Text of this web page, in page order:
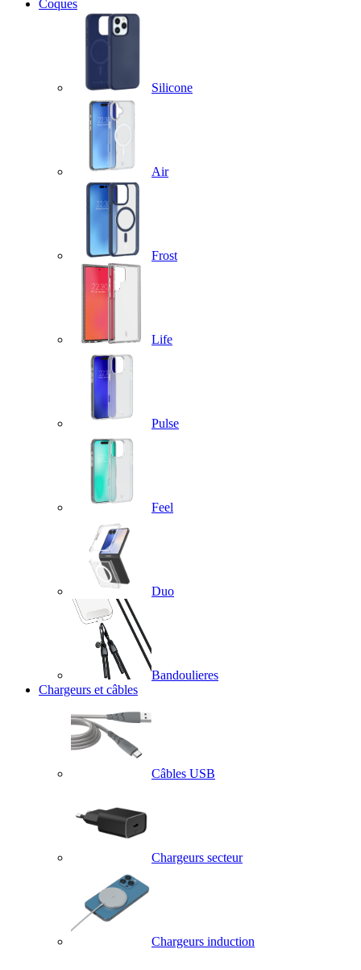
Coques
Silicone
Air
Frost
Life
Pulse
Feel
Duo
Bandoulieres
Chargeurs et câbles
Câbles USB
Chargeurs secteur
Chargeurs induction